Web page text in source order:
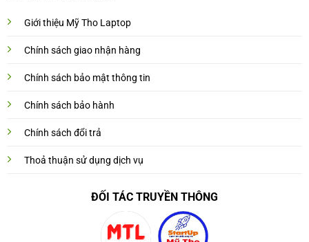
Giới thiệu Mỹ Tho Laptop
Chính sách giao nhận hàng
Chính sách bảo mật thông tin
Chính sách bảo hành
Chính sách đổi trả
Thoả thuận sử dụng dịch vụ
ĐỐI TÁC TRUYỀN THÔNG